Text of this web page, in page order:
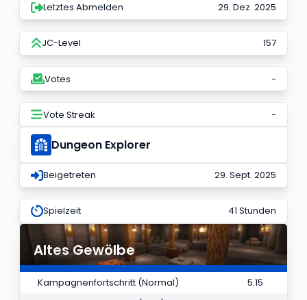
Letztes Abmelden 29. Dez. 2025
JC-Level 157
Votes -
Vote Streak -
Dungeon Explorer
Beigetreten 29. Sept. 2025
Spielzeit 41 Stunden
Altes Gewölbe
Kampagnenfortschritt (Normal)
5.15